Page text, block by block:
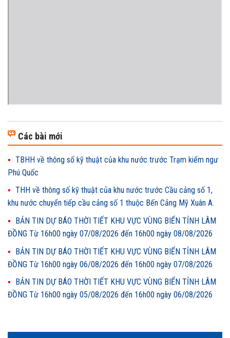
Các bài mới
TBHH về thông số kỹ thuật của khu nước trước Trạm kiểm ngư
Phú Quốc
THH về thông số kỹ thuật của khu nước trước Cầu cảng số 1,
khu nước chuyển tiếp cầu cảng số 1 thuộc Bến Cảng Mỹ Xuân A.
BẢN TIN DỰ BÁO THỜI TIẾT KHU VỰC VÙNG BIỂN TỈNH LÂM
ĐỒNG Từ 16h00 ngày 07/08/2026 đến 16h00 ngày 08/08/2026
BẢN TIN DỰ BÁO THỜI TIẾT KHU VỰC VÙNG BIỂN TỈNH LÂM
ĐỒNG Từ 16h00 ngày 06/08/2026 đến 16h00 ngày 07/08/2026
BẢN TIN DỰ BÁO THỜI TIẾT KHU VỰC VÙNG BIỂN TỈNH LÂM
ĐỒNG Từ 16h00 ngày 05/08/2026 đến 16h00 ngày 06/08/2026